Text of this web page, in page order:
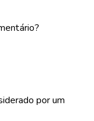
por um